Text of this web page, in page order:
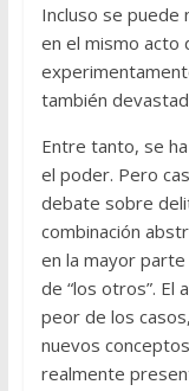
Incluso se puede
en el mismo acto
también
Entre tanto, se
el poder. Pero
debate sobre
combinación
en la mayor
de “los otros”. El
peor de los
nuevos
realmente